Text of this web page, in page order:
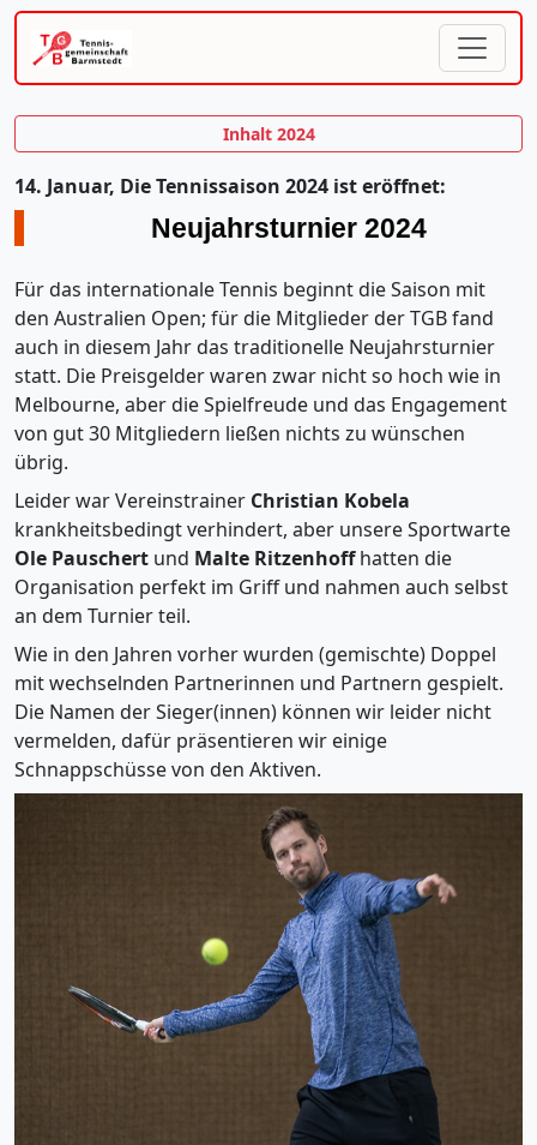
Inhalt 2024
14. Januar, Die Tennissaison 2024 ist eröffnet:
Neujahrsturnier 2024
Für das internationale Tennis beginnt die Saison mit
den Australien Open; für die Mitglieder der TGB fand
auch in diesem Jahr das traditionelle Neujahrsturnier
statt. Die Preisgelder waren zwar nicht so hoch wie in
Melbourne, aber die Spielfreude und das Engagement
von gut 30 Mitgliedern ließen nichts zu wünschen
übrig.
Leider war Vereinstrainer Christian Kobela
krankheitsbedingt verhindert, aber unsere Sportwarte
Ole Pauschert und Malte Ritzenhoffhatten die
Organisation perfekt im Griff und nahmen auch selbst
an dem Turnier teil.
Wie in den Jahren vorher wurden (gemischte) Doppel
mit wechselnden Partnerinnen und Partnern gespielt.
Die Namen der Sieger(innen) können wir leider nicht
vermelden, dafür präsentieren wir einige
Schnappschüsse von den Aktiven.